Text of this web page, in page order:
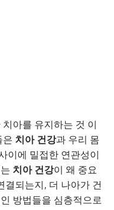
아를 유지하는 것 이
은 치아 건강과 우리 몸
이에 밀접한 연관성이
치아 건강이 왜 중요
결되는지, 더 나아가 건
방법들을 심층적으로